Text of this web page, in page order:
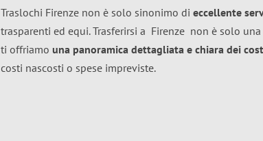
Traslochi Firenze non è solo sinonimo di eccellente
trasparenti ed equi. Trasferirsi a Firenze non è solo
ti offriamo una panoramica dettagliata e chiara dei
costi nascosti o spese impreviste.